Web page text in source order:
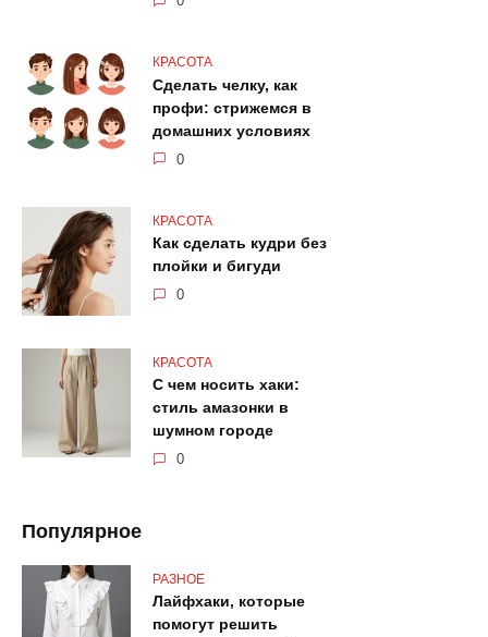
КРАСОТА
Сделать челку, как
профи: стрижемся в
домашних условиях
0
КРАСОТА
Как сделать кудри без
плойки и бигуди
0
КРАСОТА
С чем носить хаки:
стиль амазонки в
шумном городе
0
Популярное
РАЗНОЕ
Лайфхаки, которые
помогут решить